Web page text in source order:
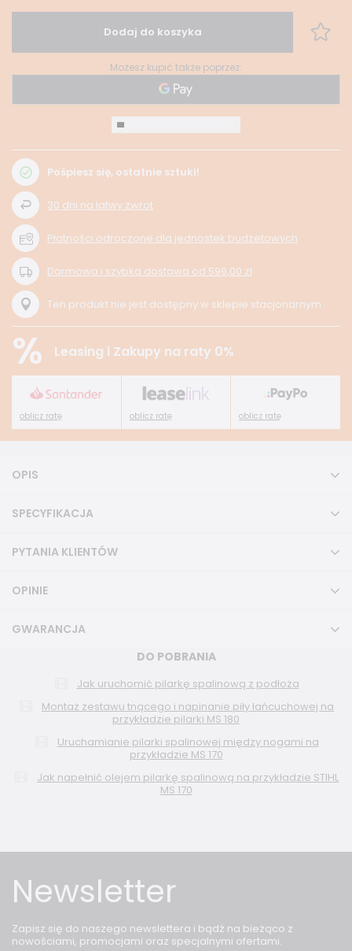
Dodaj do koszyka
Możesz kupić także poprzez:
Pośpiesz się, ostatnie sztuki!
30 dni na łatwy zwrot
Płatności odroczone dla jednostek budżetowych
Darmowa i szybka dostawa od 599,00 zł
Ten produkt nie jest dostępny w sklepie stacjonarnym
% Leasing i Zakupy na raty 0%
oblicz ratę oblicz ratę oblicz ratę
OPIS
SPECYFIKACJA
PYTANIA KLIENTÓW
OPINIE
GWARANCJA
DO POBRANIA
Jak uruchomić pilarkę spalinową z podłoża
Montaż zestawu tnącego i napinanie piły łańcuchowej na
przykładzie pilarki MS 180
Uruchamianie pilarki spalinowej między nogami na
przykładzie MS 170
Jak napełnić olejem pilarkę spalinową na przykładzie STIHL
MS 170
Newsletter
Zapisz się do naszego newslettera i bądź na bieżąco z
nowościami, promocjami oraz specjalnymi ofertami.